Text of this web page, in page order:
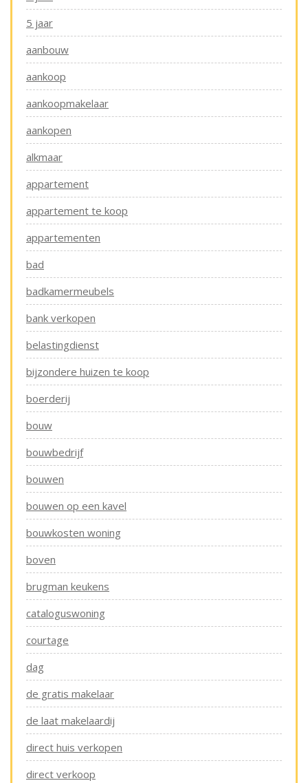
5 jaar
aanbouw
aankoop
aankoopmakelaar
aankopen
alkmaar
appartement
appartement te koop
appartementen
bad
badkamermeubels
bank verkopen
belastingdienst
bijzondere huizen te koop
boerderij
bouw
bouwbedrijf
bouwen
bouwen op een kavel
bouwkosten woning
boven
brugman keukens
cataloguswoning
courtage
dag
de gratis makelaar
de laat makelaardij
direct huis verkopen
direct verkoop